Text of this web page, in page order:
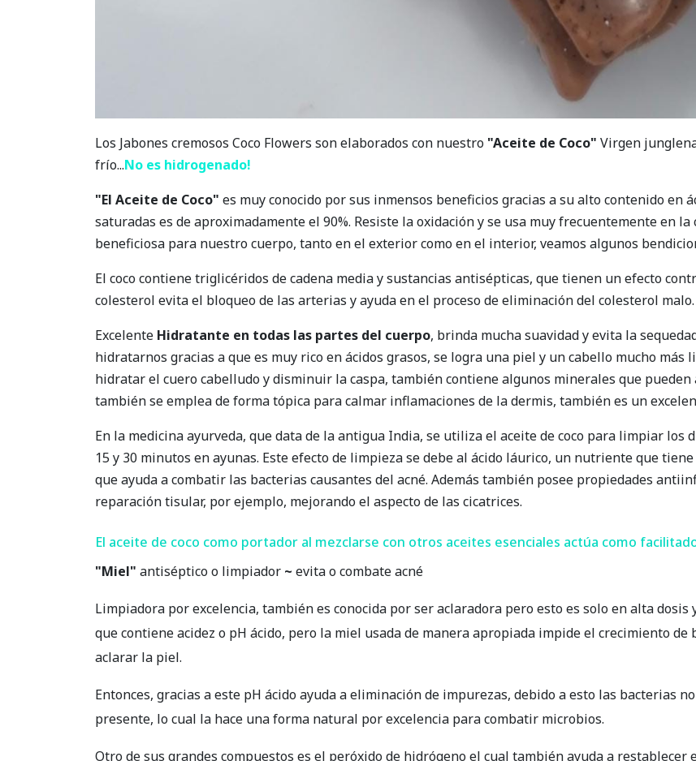
Los Jabones cremosos Coco Flowers son elaborados con nuestro "Aceite de Coco" Virgen
frío...No es hidrogenado!
"El Aceite de Coco" es muy conocido por sus inmensos beneficios gracias a su alto contenido en
saturadas es de aproximadamente el 90%. Resiste la oxidación y se usa muy frecuentemente en
beneficiosa para nuestro cuerpo, tanto en el exterior como en el interior, veamos algunos
El coco contiene triglicéridos de cadena media y sustancias antisépticas, que tienen un efecto
colesterol evita el bloqueo de las arterias y ayuda en el proceso de eliminación del colesterol malo.
Excelente Hidratante en todas las partes del cuerpo, brinda mucha suavidad y evita la
hidratarnos gracias a que es muy rico en ácidos grasos, se logra una piel y un cabello mucho más
hidratar el cuero cabelludo y disminuir la caspa, también contiene algunos minerales que
también se emplea de forma tópica para calmar inflamaciones de la dermis, también es un
En la medicina ayurveda, que data de la antigua India, se utiliza el aceite de coco para limpiar los
15 y 30 minutos en ayunas. Este efecto de limpieza se debe al ácido láurico, un nutriente que
que ayuda a combatir las bacterias causantes del acné. Además también posee propiedades
reparación tisular, por ejemplo, mejorando el aspecto de las cicatrices.
El aceite de coco como portador al mezclarse con otros aceites esenciales actúa como
"Miel" antiséptico o limpiador ~ evita o combate acné
Limpiadora por excelencia, también es conocida por ser aclaradora pero esto es solo en alta
que contiene acidez o pH ácido, pero la miel usada de manera apropiada impide el crecimiento
aclarar la piel.
Entonces, gracias a este pH ácido ayuda a eliminación de impurezas, debido a esto las bacterias
presente, lo cual la hace una forma natural por excelencia para combatir microbios.
Otro de sus grandes compuestos es el peróxido de hidrógeno el cual también ayuda a